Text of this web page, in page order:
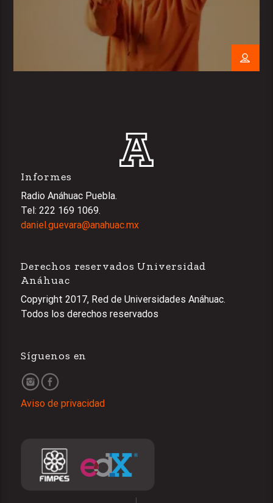
Informes
Radio Anáhuac Puebla.
Tel: 222 169 1069.
daniel.guevara@anahuac.mx
Derechos reservados Universidad
Anáhuac
Copyright 2017, Red de Universidades Anáhuac.
Todos los derechos reservados
Síguenos en
Aviso de privacidad